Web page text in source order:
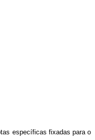
específicas fixadas para o